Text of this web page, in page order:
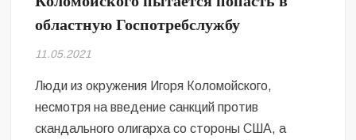
Безугла закликає валити Сирського
Світові бренди одягу та взуття: розвиток ринку та вплив на
сучасну моду
Командувач ВМС Неїжпапа закликав не дестабілізувати ситуацію
навколо керівництва армії
областную Госпотребслужбу
11.05.2021
Люди из окружения Игоря Коломойского,
несмотря на введение санкций против
скандального олигарха со стороны США, а